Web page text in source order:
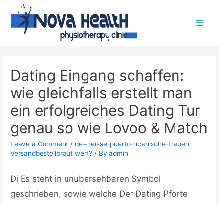
Dating Eingang schaffen:
wie gleichfalls erstellt man
ein erfolgreiches Dating Tur
genau so wie Lovoo & Match
Leave a Comment /de+heisse-puerto-ricanische-frauen
Versandbestellbraut wert? / Byadmin
Di Es steht in unubersehbaren Symbol
geschrieben, sowie welche Der Dating Pforte